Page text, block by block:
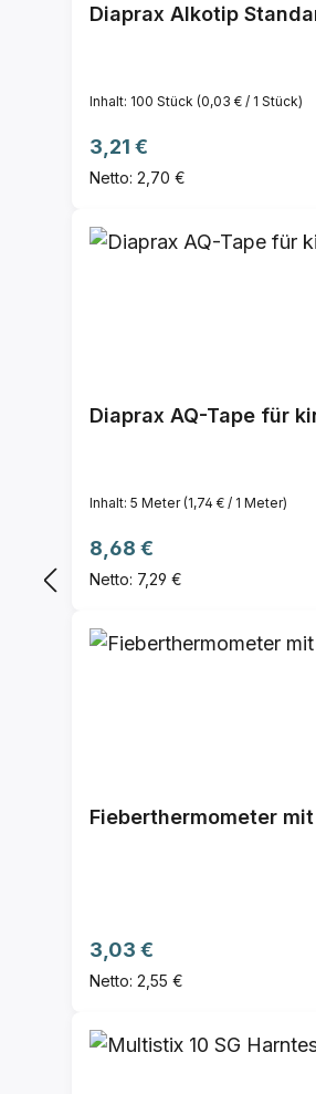
Diaprax Alkotip
Inhalt: 100 Stück (0,03 € / 1 Stück)
Regulärer Preis:
3,21 €
Netto: 2,70 €
Diaprax AQ-Tape für
Inhalt: 5 Meter(1,74 € / 1 Meter)
Regulärer Preis:
8,68 €
Netto: 7,29 €
Fieberthermometer
Regulärer Preis:
3,03 €
Netto: 2,55 €